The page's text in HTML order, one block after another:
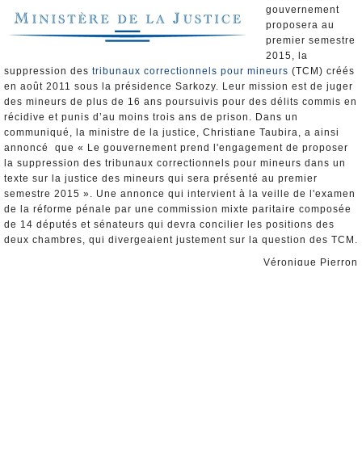
gouvernement
proposera au
premier semestre
2015, la
suppression des tribunaux correctionnels pour mineurs (TCM) créés
en août 2011 sous la présidence Sarkozy. Leur mission est de juger
des mineurs de plus de 16 ans poursuivis pour des délits commis en
récidive et punis d’au moins trois ans de prison. Dans un
communiqué, la ministre de la justice, Christiane Taubira, a ainsi
annoncé que « Le gouvernement prend l'engagement de proposer
la suppression des tribunaux correctionnels pour mineurs dans un
texte sur la justice des mineurs qui sera présenté au premier
semestre 2015 ». Une annonce qui intervient à la veille de l'examen
de la réforme pénale par une commission mixte paritaire composée
de 14 députés et sénateurs qui devra concilier les positions des
deux chambres, qui divergeaient justement sur la question des TCM.
Véronique Pierron